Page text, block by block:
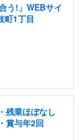
う!」WEBサイ
町1丁目
残業ほぼなし
賞与年2回